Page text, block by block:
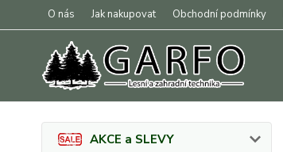
O nás Jak nakupovat Obchodní podmínky
AKCE a SLEVY